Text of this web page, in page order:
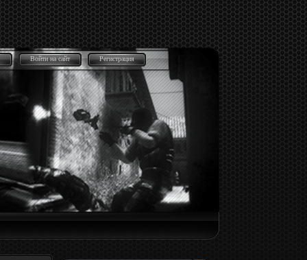
Войти на сайт Регистрация